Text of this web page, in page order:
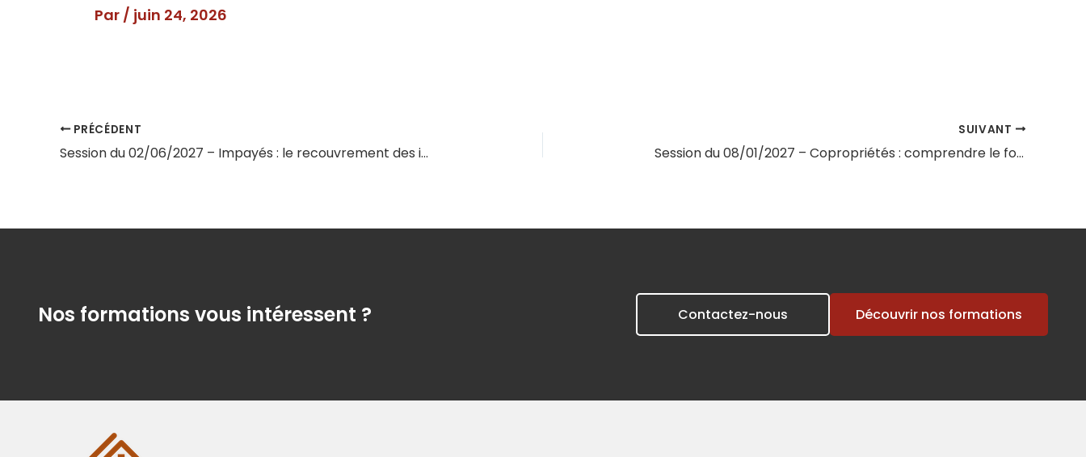
Par / juin 24, 2026
PRÉCÉDENT
Session du 02/06/2027 – Impayés : le recouvrement des impayés des locataires partis
SUIVANT
Session du 08/01/2027 – Copropriétés : comprendre le fonctionnement
Nos formations vous intéressent ? Contactez-nous Découvrir nos formations